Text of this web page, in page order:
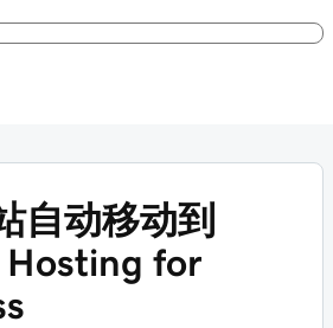
自动移动到
Hosting for